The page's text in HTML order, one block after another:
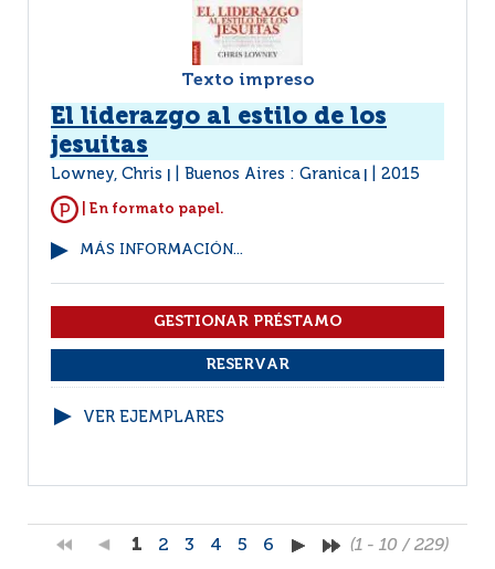
Texto impreso
El liderazgo al estilo de los
jesuitas
Lowney, Chris Buenos Aires : Granica 2015
| En formato papel.
MÁS INFORMACIÓN...
VER EJEMPLARES
1 2 3 4 5 6 (1 - 10 / 229)